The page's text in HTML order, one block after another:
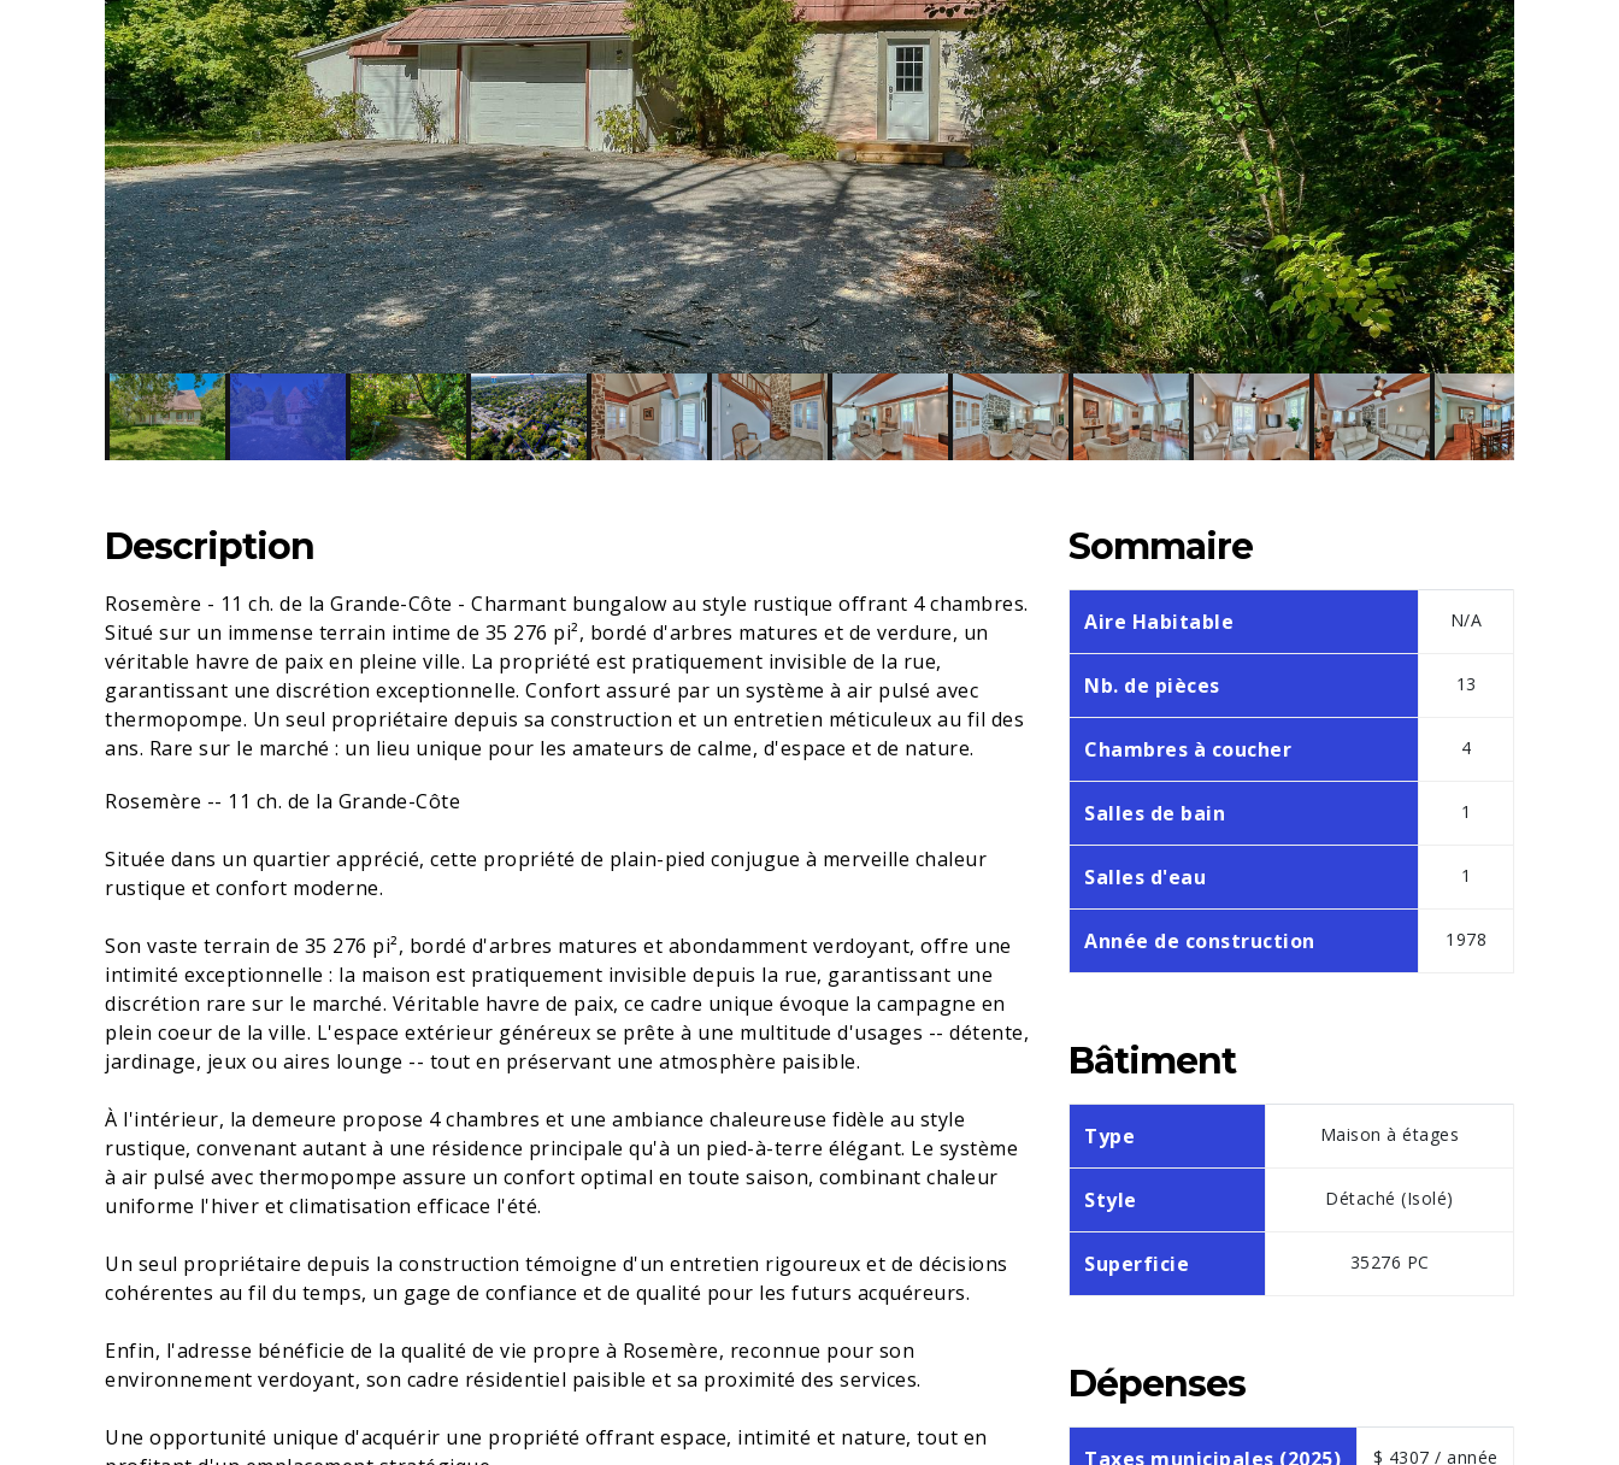
Description
Rosemère - 11 ch. de la Grande-Côte - Charmant bungalow au style rustique offrant 4 chambres.
Situé sur un immense terrain intime de 35 276 pi², bordé d'arbres matures et de verdure, un
véritable havre de paix en pleine ville. La propriété est pratiquement invisible de la rue,
garantissant une discrétion exceptionnelle. Confort assuré par un système à air pulsé avec
thermopompe. Un seul propriétaire depuis sa construction et un entretien méticuleux au fil des
ans. Rare sur le marché : un lieu unique pour les amateurs de calme, d'espace et de nature.
Rosemère -- 11 ch. de la Grande-Côte
Située dans un quartier apprécié, cette propriété de plain-pied conjugue à merveille chaleur
rustique et confort moderne.
Son vaste terrain de 35 276 pi², bordé d'arbres matures et abondamment verdoyant, offre une
intimité exceptionnelle : la maison est pratiquement invisible depuis la rue, garantissant une
discrétion rare sur le marché. Véritable havre de paix, ce cadre unique évoque la campagne en
plein coeur de la ville. L'espace extérieur généreux se prête à une multitude d'usages -- détente,
jardinage, jeux ou aires lounge -- tout en préservant une atmosphère paisible.
À l'intérieur, la demeure propose 4 chambres et une ambiance chaleureuse fidèle au style
rustique, convenant autant à une résidence principale qu'à un pied-à-terre élégant. Le système
à air pulsé avec thermopompe assure un confort optimal en toute saison, combinant chaleur
uniforme l'hiver et climatisation efficace l'été.
Un seul propriétaire depuis la construction témoigne d'un entretien rigoureux et de décisions
cohérentes au fil du temps, un gage de confiance et de qualité pour les futurs acquéreurs.
Enfin, l'adresse bénéficie de la qualité de vie propre à Rosemère, reconnue pour son
environnement verdoyant, son cadre résidentiel paisible et sa proximité des services.
Une opportunité unique d'acquérir une propriété offrant espace, intimité et nature, tout en
Sommaire
Aire Habitable N/A
Nb. de pièces 13
Chambres à coucher 4
Salles de bain 1
Salles d'eau 1
Année de construction 1978
Bâtiment
Type Maison à étages
Style Détaché (Isolé)
Superficie 35276 PC
Dépenses
Taxes municipales (2025) $ 4307 / année